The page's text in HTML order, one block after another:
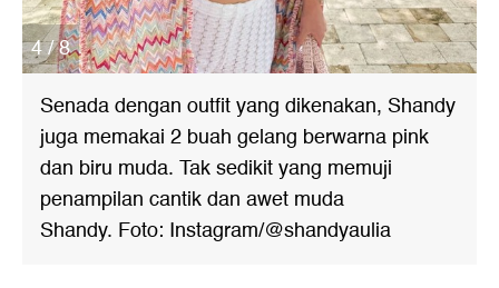
4 / 8
Senada dengan outfit yang dikenakan, Shandy
juga memakai 2 buah gelang berwarna pink
dan biru muda. Tak sedikit yang memuji
penampilan cantik dan awet muda
Shandy. Foto: Instagram/@shandyaulia